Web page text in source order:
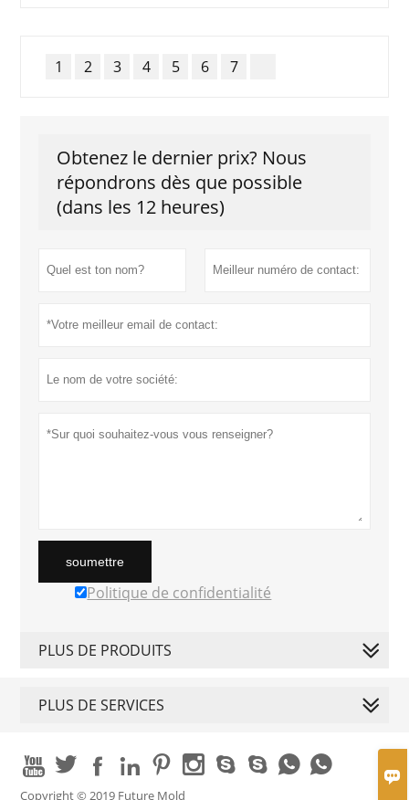

1 2 3 4 5 6 7
Obtenez le dernier prix? Nous
répondrons dès que possible
(dans les 12 heures)
soumettre
Politique de confidentialité
PLUS DE PRODUITS
PLUS DE SERVICES
         
Copyright © 2019 Future Mold